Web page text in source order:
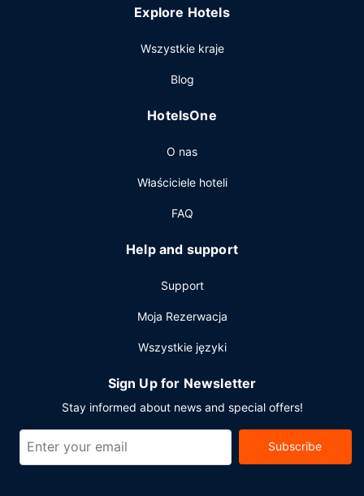
Zjedz coś w restuaracji Mirage Bar & Restaurant jednej z 3
i skorzystaj z całodobowej obsługi pokojowej. Śniadanie w
Pozostałe udogodnienia
limuzyn i samochodów oraz ekspresowe wymeldowanie.
hotel oferuje pomieszczenia konferencyjne oraz 9 sale
konferencyjne o łącznej powierzchni 1363 m kw. (14671
samodzielne parkowanie (za opłatą).
Explore Hotels
Wszystkie kraje
Blog
HotelsOne
O nas
Właściciele hoteli
FAQ
Help and support
Support
Moja Rezerwacja
Wszystkie języki
Sign Up for Newsletter
Stay informed about news and special offers!
Subscribe